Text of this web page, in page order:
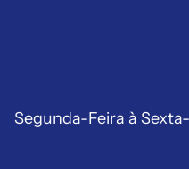
Segunda-Feira à